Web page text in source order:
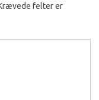
felter er